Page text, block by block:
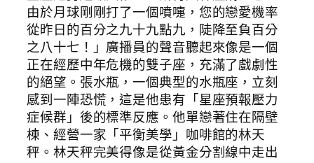
由於月球剛剛打了一個噴嚏，您的戀愛機率
從昨日的百分之九十九點九，陡降至負百分
之八十七！」廣播員的聲音聽起來像是一個
正在經歷中年危機的雙子座，充滿了戲劇性
的絕望。張水瓶，一個典型的水瓶座，立刻
感到一陣恐慌，這是他患有「星座預報壓力
症候群」後的標準反應。他單戀著住在隔壁
棟、經營一家「平衡美學」咖啡館的林天
秤。林天秤完美得像是從黃金分割線中走出